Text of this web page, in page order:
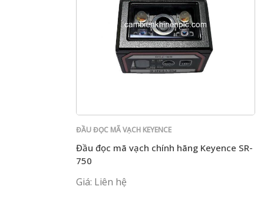
ĐẦU ĐỌC MÃ VẠCH KEYENCE
Đầu đọc mã vạch chính hãng Keyence SR-
750
Giá: Liên hệ